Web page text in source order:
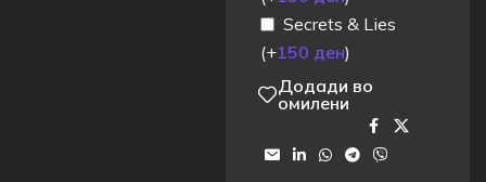
Secrets & Lies
(+150 ден)
Додади во
омилени